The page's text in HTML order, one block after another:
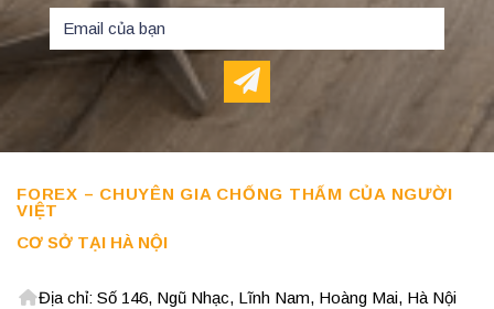
FOREX – CHUYÊN GIA CHỐNG THẤM CỦA NGƯỜI
VIỆT
CƠ SỞ TẠI HÀ NỘI
Địa chỉ: Số 146, Ngũ Nhạc, Lĩnh Nam, Hoàng Mai, Hà Nội